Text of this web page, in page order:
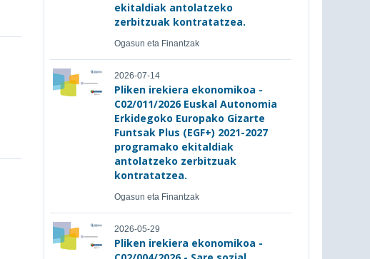
ekitaldiak antolatzeko
zerbitzuak kontratatzea.
Ogasun eta Finantzak
2026-07-14
Pliken irekiera ekonomikoa -
C02/011/2026 Euskal Autonomia
Erkidegoko Europako Gizarte
Funtsak Plus (EGF+) 2021-2027
programako ekitaldiak
antolatzeko zerbitzuak
kontratatzea.
Ogasun eta Finantzak
2026-05-29
Pliken irekiera ekonomikoa -